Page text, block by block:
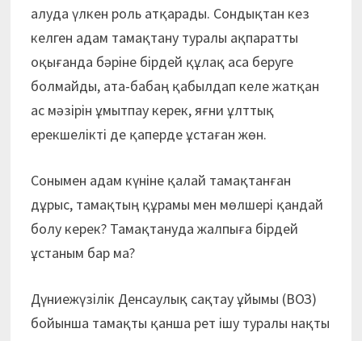
алуда үлкен роль атқарады. Сондықтан кез
келген адам тамақтану туралы ақпаратты
оқығанда бәріне бірдей құлақ аса беруге
болмайды, ата-бабаң қабылдап келе жатқан
ас мәзірін ұмытпау керек, яғни ұлттық
ерекшелікті де қаперде ұстаған жөн.
Сонымен адам күніне қалай тамақтанған
дұрыс, тамақтың құрамы мен мөлшері қандай
болу керек? Тамақтануда жалпыға бірдей
ұстаным бар ма?
Дүниежүзілік Денсаулық сақтау ұйымы (ВОЗ)
бойынша тамақты қанша рет ішу туралы нақты